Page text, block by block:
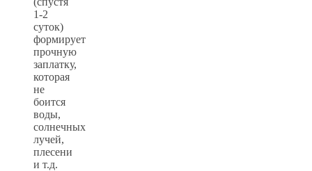
1-2
суток)
формирует
прочную
заплатку,
которая
не
боится
воды,
солнечных
лучей,
плесени
и т.д.